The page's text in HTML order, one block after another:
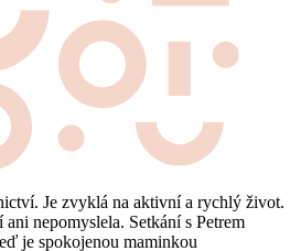
Je zvyklá na aktivní a rychlý život.
nepomyslela. Setkání s Petrem
je spokojenou maminkou